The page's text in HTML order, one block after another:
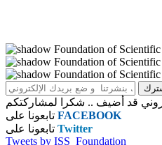
قد أضيف .. شكرا لمشاركتكم
FACEBOOK
Twitter
Tweets by ISS_Foundation